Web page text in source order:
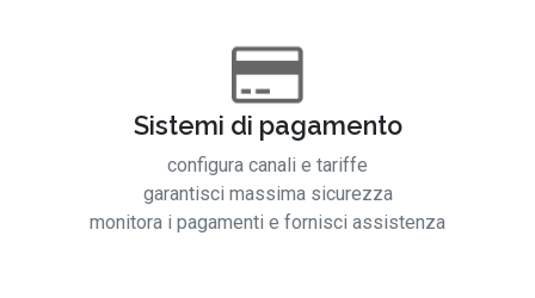
Sistemi di pagamento
configura canali e tariffe
garantisci massima sicurezza
monitora i pagamenti e fornisci assistenza